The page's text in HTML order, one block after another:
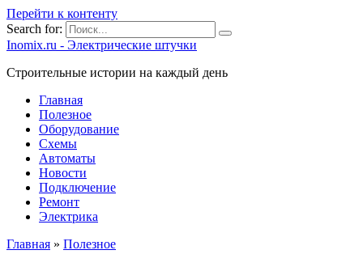
Перейти к контенту
Search for:
Inomix.ru - Электрические штучки
Cтроительные истории на каждый день
Главная
Полезное
Оборудование
Схемы
Автоматы
Новости
Подключение
Ремонт
Электрика
Главная » Полезное